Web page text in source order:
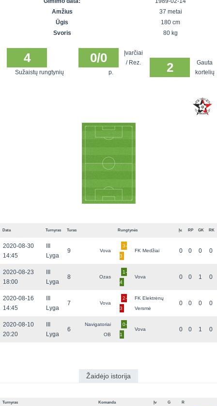
SFL rudens
Snaigės taurė
čempionatas
Vilnius
Amžius
37 metai
Ūgis
180 cm
Svoris
80 kg
4
Sužaistų rungtynių
0/0
Įvarčiai
/ Rez.
p.
2
Gauta
kortelių
Data Turnyras Turas Rungtynės Įv. RP GK RK
2020-08-30
14:45
Lyga
9 Vova
3-
3
FK Medžiai 0 0 0 0
2020-08-23
18:00
Lyga
8 Ozas
1-
4
Vova 0 0 1 0
2020-08-16
14:45
Lyga
7 Vova
2-
3
FK Elektrėnų
Versmė
0 0 0 0
2020-08-10
20:20
Lyga
6
Navigatoriai
OB
0-
1
Vova 0 0 1 0
Žaidėjo istorija
Turnyras Komanda Įv G R